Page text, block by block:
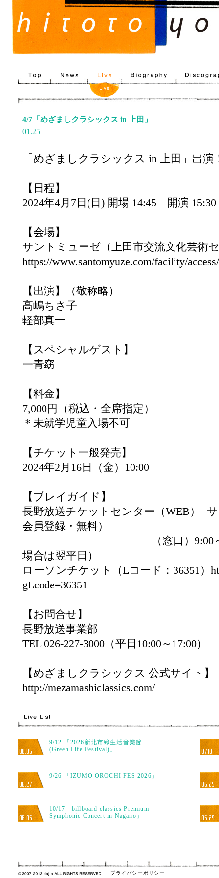
4/7「めざましクラシックス in 上田」
01.25
「めざましクラシックス in 上田」出演
【日程】
2024年4月7日(日) 開場 14:45 開演 15:30
【会場】
サントミューゼ（上田市交流文化芸術
https://www.santomyuze.com/facility/access/
【出演】（敬称略）
高嶋ちさ子
軽部真一
【スペシャルゲスト】
一青窈
【料金】
7,000円（税込・全席指定）
＊未就学児童入場不可
【チケット一般発売】
2024年2月16日（金）10:00
【プレイガイド】
長野放送チケットセンター（WEB）
会員登録・無料）
（窓口）9:00～19:00※
場合は翌平日）
ローソンチケット（Lコード：36351）
gLcode=36351
【お問合せ】
長野放送事業部
TEL 026-227-3000（平日10:00～17:00）
【めざましクラシックス 公式サイト】
http://mezamashiclassics.com/
08.05
9/12 「2026新北市綠生活音樂節
(Green Life Festival)」
07.10
06.27
9/26 「IZUMO OROCHI FES 2026」
06.25
06.05
10/17「billboard classics Premium
Symphonic Concert in Nagano」
05.29
プライバシーポリシー